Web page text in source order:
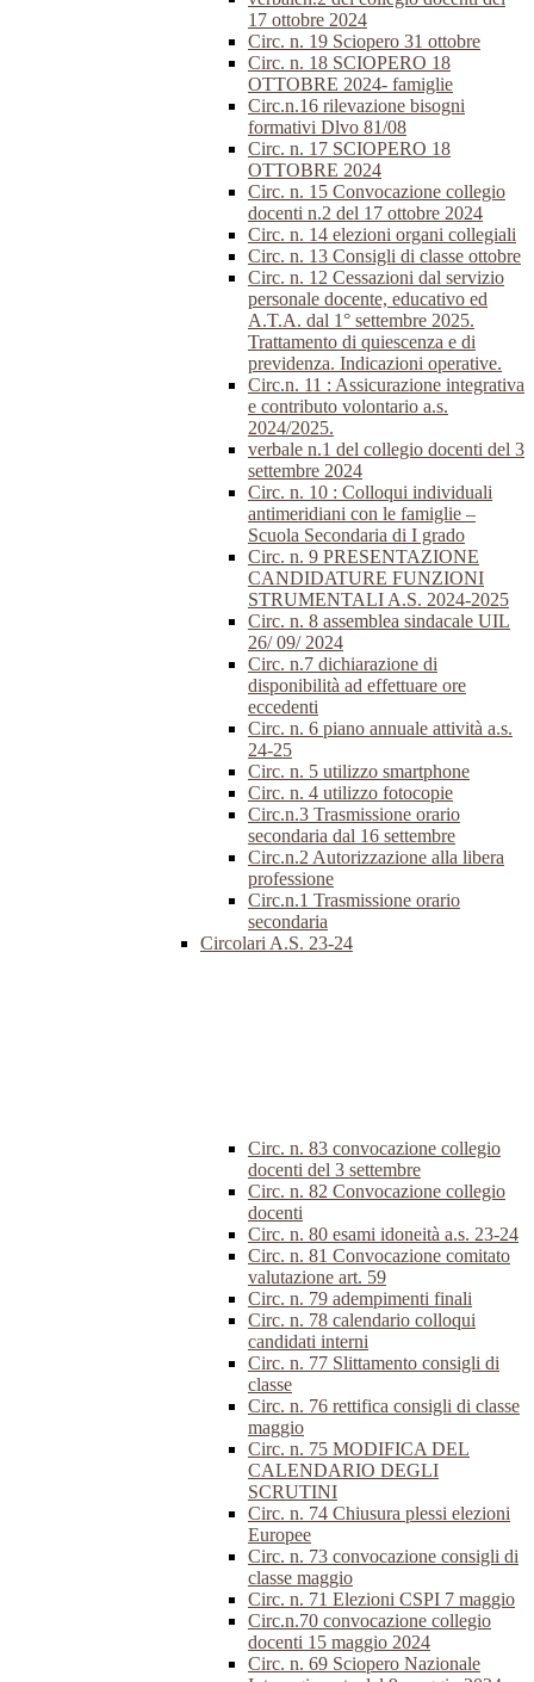
17 ottobre 2024
Circ. n. 19 Sciopero 31 ottobre
Circ. n. 18 SCIOPERO 18
OTTOBRE 2024- famiglie
Circ.n.16 rilevazione bisogni
formativi Dlvo 81/08
Circ. n. 17 SCIOPERO 18
OTTOBRE 2024
Circ. n. 15 Convocazione collegio
docenti n.2 del 17 ottobre 2024
Circ. n. 14 elezioni organi collegiali
Circ. n. 13 Consigli di classe ottobre
Circ. n. 12 Cessazioni dal servizio
personale docente, educativo ed
A.T.A. dal 1° settembre 2025.
Trattamento di quiescenza e di
previdenza. Indicazioni operative.
Circ.n. 11 : Assicurazione integrativa
e contributo volontario a.s.
2024/2025.
verbale n.1 del collegio docenti del 3
settembre 2024
Circ. n. 10 : Colloqui individuali
antimeridiani con le famiglie –
Scuola Secondaria di I grado
Circ. n. 9 PRESENTAZIONE
CANDIDATURE FUNZIONI
STRUMENTALI A.S. 2024-2025
Circ. n. 8 assemblea sindacale UIL
26/ 09/ 2024
Circ. n.7 dichiarazione di
disponibilità ad effettuare ore
eccedenti
Circ. n. 6 piano annuale attività a.s.
24-25
Circ. n. 5 utilizzo smartphone
Circ. n. 4 utilizzo fotocopie
Circ.n.3 Trasmissione orario
secondaria dal 16 settembre
Circ.n.2 Autorizzazione alla libera
professione
Circ.n.1 Trasmissione orario
secondaria
Circolari A.S. 23-24
Circ. n. 83 convocazione collegio
docenti del 3 settembre
Circ. n. 82 Convocazione collegio
docenti
Circ. n. 80 esami idoneità a.s. 23-24
Circ. n. 81 Convocazione comitato
valutazione art. 59
Circ. n. 79 adempimenti finali
Circ. n. 78 calendario colloqui
candidati interni
Circ. n. 77 Slittamento consigli di
classe
Circ. n. 76 rettifica consigli di classe
maggio
Circ. n. 75 MODIFICA DEL
CALENDARIO DEGLI
SCRUTINI
Circ. n. 74 Chiusura plessi elezioni
Europee
Circ. n. 73 convocazione consigli di
classe maggio
Circ. n. 71 Elezioni CSPI 7 maggio
Circ.n.70 convocazione collegio
docenti 15 maggio 2024
Circ. n. 69 Sciopero Nazionale